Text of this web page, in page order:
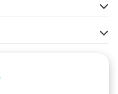
op de hoogte te